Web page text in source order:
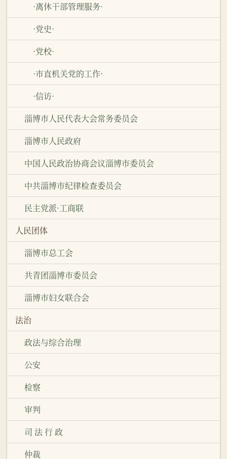
·离休干部管理服务·
·党史·
·党校·
·市直机关党的工作·
·信访·
淄博市人民代表大会常务委员会
淄博市人民政府
中国人民政治协商会议淄博市委员会
中共淄博市纪律检查委员会
民主党派·工商联
人民团体
淄博市总工会
共青团淄博市委员会
淄博市妇女联合会
法治
政法与综合治理
公安
检察
审判
司 法 行 政
仲裁